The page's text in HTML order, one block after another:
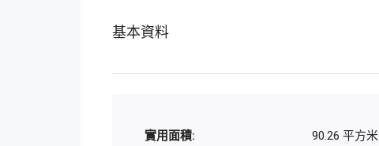
基本資料
實用面積: 90.26 平方米